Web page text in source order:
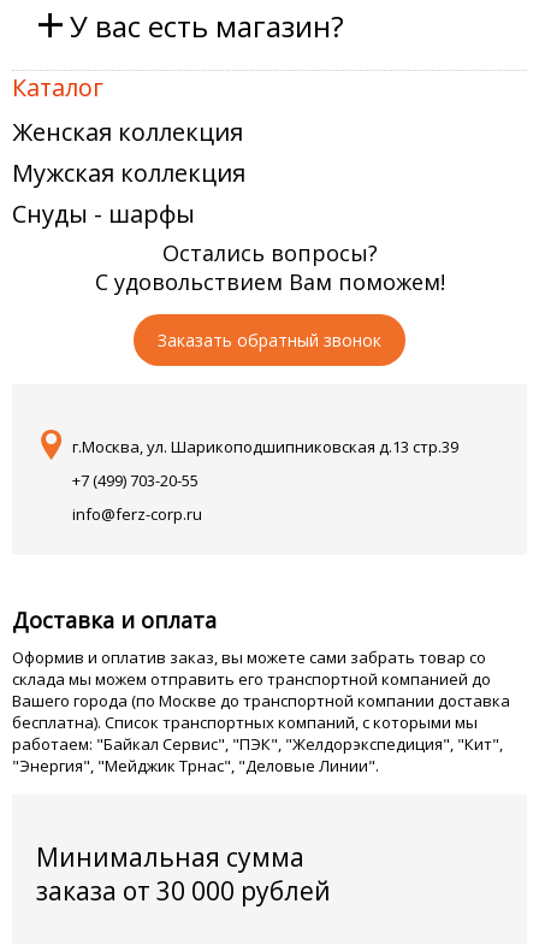
Каталог
Женская коллекция
Мужская коллекция
Снуды - шарфы
+У вас есть магазин?
Остались вопросы?
С удовольствием Вам поможем!
Заказать обратный звонок
г.Москва, ул. Шарикоподшипниковская д.13 стр.39
+7 (499) 703-20-55
info@ferz-corp.ru
Доставка и оплата
Оформив и оплатив заказ, вы можете сами забрать товар со
склада мы можем отправить его транспортной компанией до
Вашего города (по Москве до транспортной компании доставка
бесплатна). Список транспортных компаний, с которыми мы
работаем: "Байкал Сервис", "ПЭК", "Желдорэкспедиция", "Кит",
"Энергия", "Мейджик Трнас", "Деловые Линии".
Минимальная сумма
заказа от 30 000 рублей